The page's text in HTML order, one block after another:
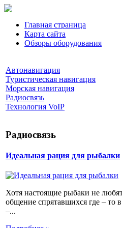
Главная страница
Карта сайта
Обзоры оборудования
Автонавигация
Туристическая навигация
Морская навигация
Радиосвязь
Технология VoIP
Радиосвязь
Идеальная рация для рыбалки
Хотя настоящие рыбаки не
общение спрятавшихся где – то
–...